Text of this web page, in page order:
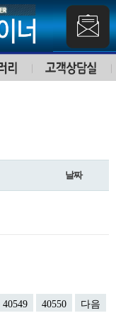
날짜
40549 40550
다음